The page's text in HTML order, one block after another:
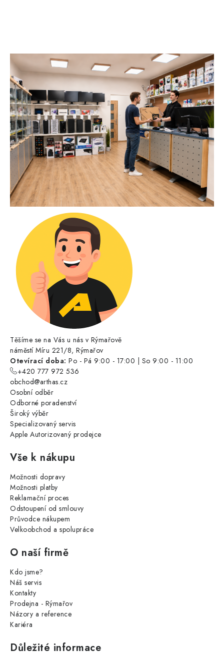
Těšíme se na Vás u nás v Rýmařově
náměstí Míru 221/8, Rýmařov
Otevírací doba: Po - Pá 9:00 - 17:00 | So 9:00 - 11:00
+420 777 972 536
obchod@arthas.cz
Osobní odběr
Odborné poradenství
Široký výběr
Specializovaný servis
Apple Autorizovaný prodejce
Vše k nákupu
Možnosti dopravy
Možnosti platby
Reklamační proces
Odstoupení od smlouvy
Průvodce nákupem
Velkoobchod a spolupráce
O naší firmě
Kdo jsme?
Náš servis
Kontakty
Prodejna - Rýmařov
Názory a reference
Kariéra
Důležité informace